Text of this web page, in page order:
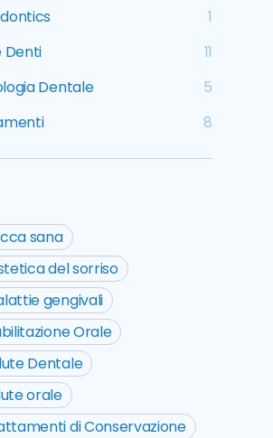
1
Denti
11
Dentale
5
8
sana
del sorriso
gengivali
Orale
Dentale
orale
di Conservazione